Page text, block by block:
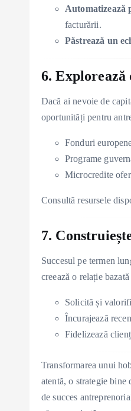
Automatizează
facturării.
Păstrează un
6.
Dacă ai nevoie de
oportunități pentru
Fonduri
Programe
Microcredite
Consultă resursele
7.
Succesul pe termen
creează o relație
Solicită și
Încurajează
Fidelizează
Transformarea unui
atentă, o strategie bine
de succes